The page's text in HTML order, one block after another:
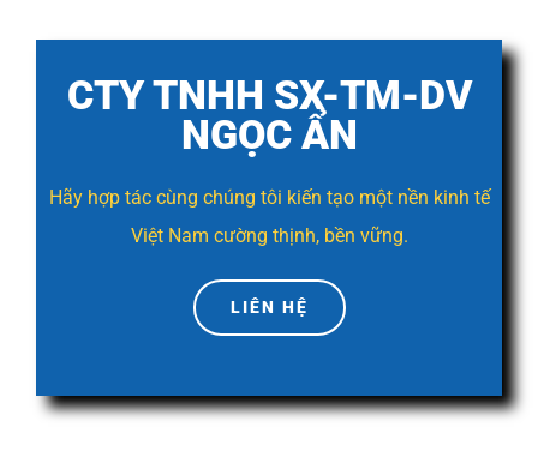
CTY TNHH SX-TM-DV
NGỌC ẨN
Hãy hợp tác cùng chúng tôi kiến tạo một nền kinh tế
Việt Nam cường thịnh, bền vững.
LIÊN HỆ